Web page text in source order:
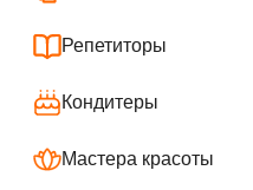
Репетиторы
Кондитеры
Мастера красоты